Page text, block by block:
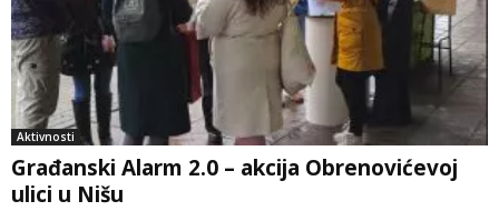
Aktivnosti
Građanski Alarm 2.0 – akcija Obrenovićevoj
ulici u Nišu